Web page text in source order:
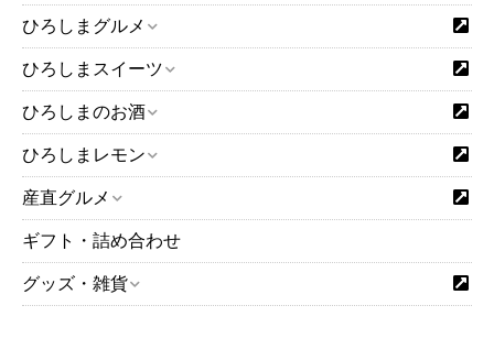
ひろしまグルメ
ひろしまスイーツ
ひろしまのお酒
ひろしまレモン
産直グルメ
ギフト・詰め合わせ
グッズ・雑貨
2024年01月
2023年12月
2023年11月
2023年10月
2023年09月
2023年07月
2023年06月
2023年05月
2023年04月
2023年03月